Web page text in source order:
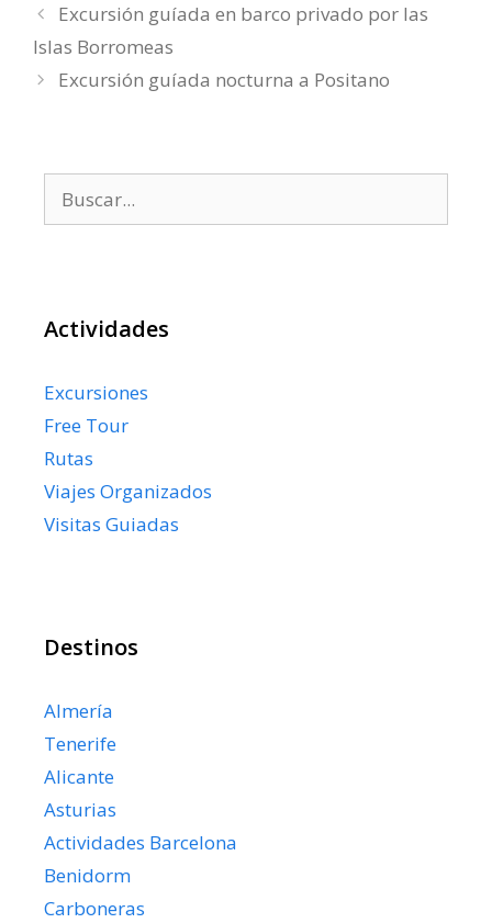
Excursión guíada en barco privado por las
Islas Borromeas
Excursión guíada nocturna a Positano
Actividades
Excursiones
Free Tour
Rutas
Viajes Organizados
Visitas Guiadas
Destinos
Almería
Tenerife
Alicante
Asturias
Actividades Barcelona
Benidorm
Carboneras